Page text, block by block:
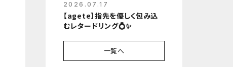
2026.07.17
【agete】指先を優しく包み込
むレタードリング💍✨
一覧へ